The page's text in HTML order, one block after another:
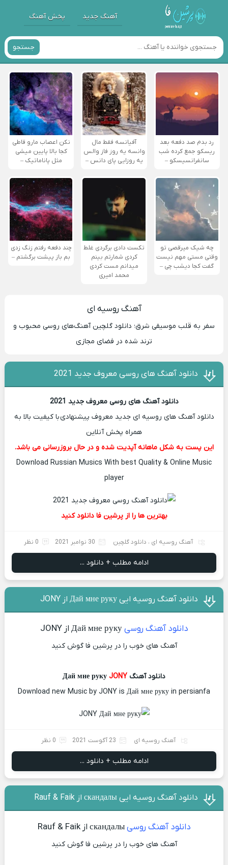
آهنگ جدید پخش آهنگ
جستجو
رد بدم صد دفعه بعد
ریسکو جمع کرده شب
سانفرانسیسکو –
آفیانسه فقط مال
وانسه یه روز فاز والس
یه روزایی پای دانس –
نکن اعصاب مارو قاطی
کجا بالا پایین میشی
مثل پاناماتیک –
چه شیک میرقصی تو
وقتی مستی مهم نیست
گفت کجا دیشب چی –
تکست دادی برگردی غلط
کردی شمارتم بینم
میدانم مست کردی
محمد امیری
چند دفعه رفتم زنگ زدی
بم باز پیشت برگشتم –
آهنگ روسیه ای
سفر به قلب موسیقی شرق؛ دانلود گلچین آهنگ‌های روسی محبوب و
ترند شده در فضای مجازی
دانلود آهنگ های روسی معروف جدید 2021
دانلود آهنگ های روسی معروف جدید 2021
دانلود آهنگ های روسیه ای جدید معروف پیشنهادی با کیفیت بالا به
همراه پخش آنلاین
این پست به شکل ماهانه آپدیت شده و در حال بروزرسانی می باشد.
Download Russian Musics With best Quality & Online Music
player
بهترین ها را از پرشین فا دانلود کنید
آهنگ روسیه ای ، دانلود گلچین 30 نوامبر 2021 0 نظر
ادامه مطلب + دانلود ...
دانلود آهنگ روسیه ایی Дай мне руку از JONY
دانلود آهنگ روسیДай мне руку از JONY
آهنگ های خوب را در پرشین فا گوش کنید
دانلود آهنگ Дай мне руку JONY
Download new Music by JONY is Дай мне руку in persianfa
آهنگ روسیه ای 23 آگوست 2021 0 نظر
ادامه مطلب + دانلود ...
دانلود آهنگ روسیه ایی скандалы از Rauf & Faik
دانلود آهنگ روسیскандалы از Rauf & Faik
آهنگ های خوب را در پرشین فا گوش کنید